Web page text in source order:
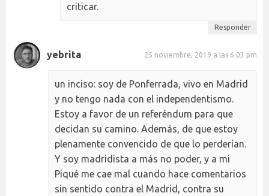
criticar.
Responder
yebrita 25 noviembre, 2019 a las 6:03 pm
un inciso: soy de Ponferrada, vivo en Madrid
y no tengo nada con el independentismo.
Estoy a favor de un referéndum para que
decidan su camino. Además, de que estoy
plenamente convencido de que lo perderían.
Y soy madridista a más no poder, y a mi
Piqué me cae mal cuando hace comentarios
sin sentido contra el Madrid, contra su